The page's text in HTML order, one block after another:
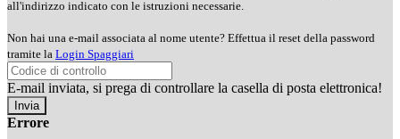
all'indirizzo indicato con le istruzioni necessarie.
Non hai una e-mail associata al nome utente? Effettua il reset della password
tramite la Login Spaggiari
E-mail inviata, si prega di controllare la casella di posta elettronica!
Errore